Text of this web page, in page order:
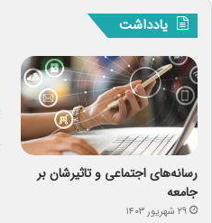
یادداشت
رسانه‌های اجتماعی و تاثیرشان بر
جامعه
۲۹ شهریور ۱۴۰۳